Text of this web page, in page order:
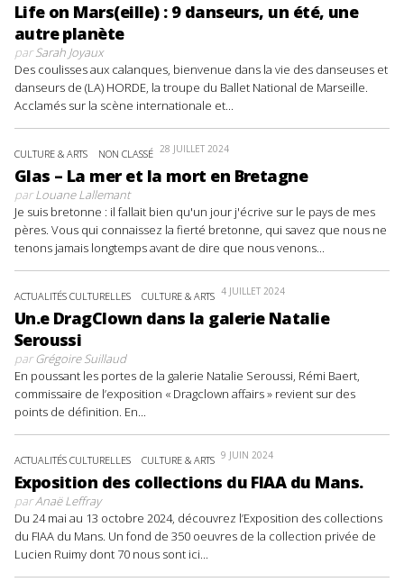
Life on Mars(eille) : 9 danseurs, un été, une
autre planète
parSarah Joyaux
Des coulisses aux calanques, bienvenue dans la vie des danseuses et
danseurs de (LA) HORDE, la troupe du Ballet National de Marseille.
Acclamés sur la scène internationale et...
CULTURE & ARTS NON CLASSÉ 28 JUILLET 2024
Glas – La mer et la mort en Bretagne
parLouane Lallemant
Je suis bretonne : il fallait bien qu'un jour j'écrive sur le pays de mes
pères. Vous qui connaissez la fierté bretonne, qui savez que nous ne
tenons jamais longtemps avant de dire que nous venons...
ACTUALITÉS CULTURELLES CULTURE & ARTS 4 JUILLET 2024
Un.e DragClown dans la galerie Natalie
Seroussi
parGrégoire Suillaud
En poussant les portes de la galerie Natalie Seroussi, Rémi Baert,
commissaire de l’exposition « Dragclown affairs » revient sur des
points de définition. En...
ACTUALITÉS CULTURELLES CULTURE & ARTS 9 JUIN 2024
Exposition des collections du FIAA du Mans.
parAnaë Leffray
Du 24 mai au 13 octobre 2024, découvrez l’Exposition des collections
du FIAA du Mans. Un fond de 350 oeuvres de la collection privée de
Lucien Ruimy dont 70 nous sont ici...